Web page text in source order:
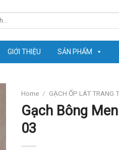
GIỚI THIỆU SẢN PHẨM
Home / GẠCH ỐP LÁT TRANG
Gạch Bông
03